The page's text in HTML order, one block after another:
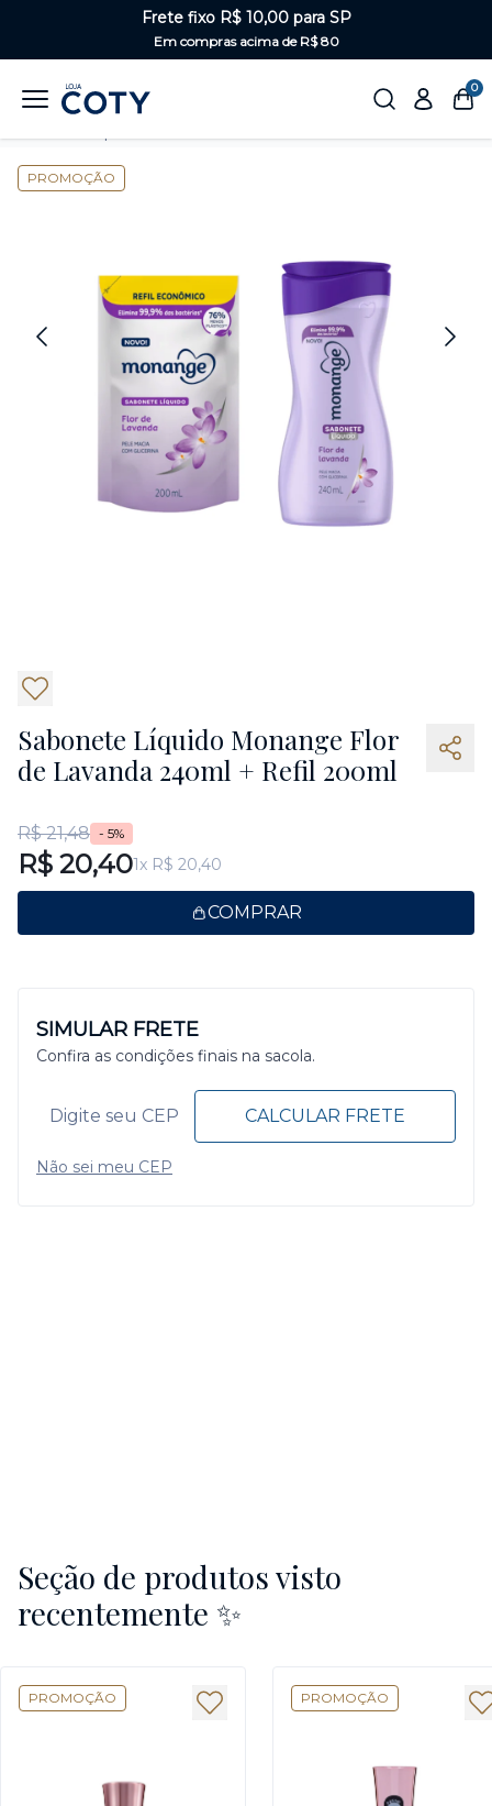
Frete fixo R$ 10,00 para SP
Em compras acima de R$ 80
0
PROMOÇÃO
Sabonete Líquido Monange Flor
de Lavanda 240ml + Refil 200ml
R$ 21,48 - 5%
R$ 20,401x R$ 20,40
COMPRAR
SIMULAR FRETE
Confira as condições finais na sacola.
CALCULAR FRETE
Não sei meu CEP
Seção de produtos visto
recentemente ✨
PROMOÇÃO PROMOÇÃO